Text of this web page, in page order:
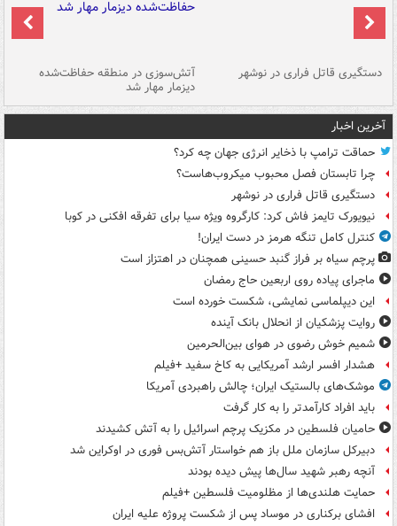
دستگیری قاتل فراری در نوشهر آتش‌سوزی در منطقه حفاظت‌شده
دیزمار مهار شد
آخرین اخبار
حماقت ترامپ با ذخایر انرژی جهان چه کرد؟
چرا تابستان فصل محبوب میکروب‌هاست؟
دستگیری قاتل فراری در نوشهر
نیویورک تایمز فاش کرد: کارگروه ویژه سیا برای تفرقه افکنی در کوبا
کنترل کامل تنگه هرمز در دست ایران!
پرچم سیاه بر فراز گنبد حسینی همچنان در اهتزاز است
ماجرای پیاده روی اربعین حاج رمضان
این دیپلماسی نمایشی، شکست خورده است
روایت پزشکیان از انحلال بانک آینده
شمیم خوش رضوی در هوای بین‌الحرمین
هشدار افسر ارشد آمریکایی به کاخ سفید +فیلم
موشک‌های بالستیک ایران؛ چالش راهبردی آمریکا
باید افراد کارآمدتر را به کار گرفت
حامیان فلسطین در مکزیک پرچم اسرائیل را به آتش کشیدند
دبیرکل سازمان ملل باز هم خواستار آتش‌بس فوری در اوکراین شد
آنچه رهبر شهید سال‌ها پیش دیده بودند
حمایت هلندی‌ها از مظلومیت فلسطین +فیلم
افشای برکناری در موساد پس از شکست پروژه علیه ایران